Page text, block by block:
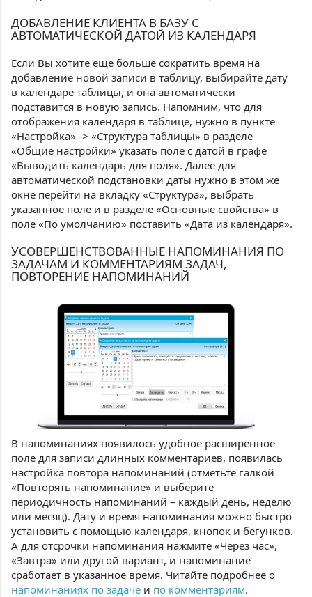
ДОБАВЛЕНИЕ КЛИЕНТА В БАЗУ С
АВТОМАТИЧЕСКОЙ ДАТОЙ ИЗ КАЛЕНДАРЯ
Если Вы хотите еще больше сократить время на
добавление новой записи в таблицу, выбирайте дату
в календаре таблицы, и она автоматически
подставится в новую запись. Напомним, что для
отображения календаря в таблице, нужно в пункте
«Настройка» -> «Структура таблицы» в разделе
«Общие настройки» указать поле с датой в графе
«Выводить календарь для поля». Далее для
автоматической подстановки даты нужно в этом же
окне перейти на вкладку «Структура», выбрать
указанное поле и в разделе «Основные свойства» в
поле «По умолчанию» поставить «Дата из календаря».
УСОВЕРШЕНСТВОВАННЫЕ НАПОМИНАНИЯ ПО
ЗАДАЧАМ И КОММЕНТАРИЯМ ЗАДАЧ,
ПОВТОРЕНИЕ НАПОМИНАНИЙ
В напоминаниях появилось удобное расширенное
поле для записи длинных комментариев, появилась
настройка повтора напоминаний (отметьте галкой
«Повторять напоминание» и выберите
периодичность напоминаний – каждый день, неделю
или месяц). Дату и время напоминания можно быстро
установить с помощью календаря, кнопок и бегунков.
А для отсрочки напоминания нажмите «Через час»,
«Завтра» или другой вариант, и напоминание
сработает в указанное время. Читайте подробнее о
напоминаниях по задаче и по комментариям.